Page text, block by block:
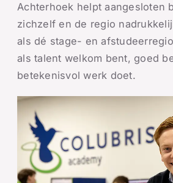
Achterhoek helpt aangesloten
zichzelf en de regio
als dé stage- en
als talent welkom bent, goed
betekenisvol werk doet.